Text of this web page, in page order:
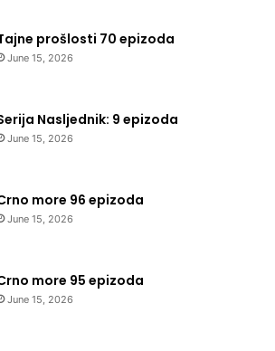
prošlosti 70 epizoda
June 15, 2026
Nasljednik: 9 epizoda
June 15, 2026
more 96 epizoda
June 15, 2026
more 95 epizoda
June 15, 2026